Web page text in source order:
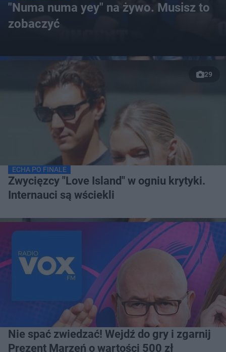
"Numa numa yey" na żywo. Musisz to
zobaczyć
29
ECHA PO FINALE
Zwycięzcy "Love Island" w ogniu krytyki.
Internauci są wściekli
Nie spać zwiedzać! Wejdź do gry i zgarnij
Prezent Marzeń o wartości 500 zł